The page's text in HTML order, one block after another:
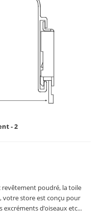
- 2
revêtement poudré, la toile
votre store est conçu pour
d’oiseaux etc...